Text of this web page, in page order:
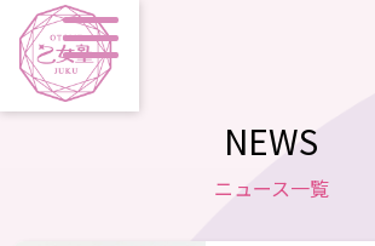
NEWS
ニュース一覧